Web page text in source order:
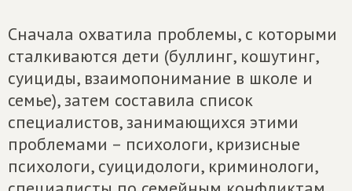
Сначала охватила проблемы, с которыми
сталкиваются дети (буллинг, кошутинг,
суициды, взаимопонимание в школе и
семье), затем составила список
специалистов, занимающихся этими
проблемами – психологи, кризисные
психологи, суицидологи, криминологи,